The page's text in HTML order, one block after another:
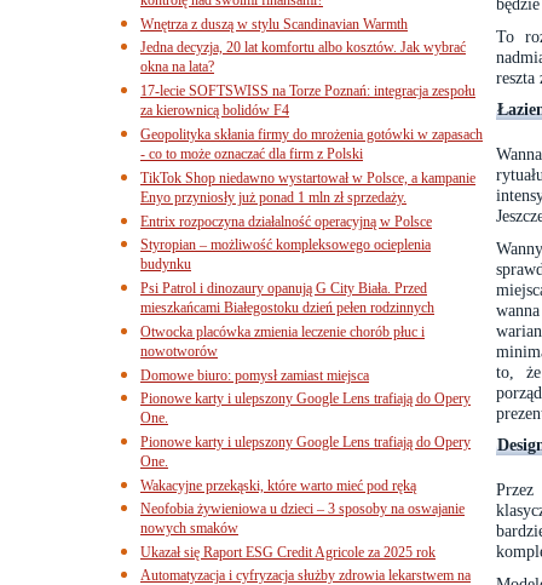
To
reszta
to,
Wnętrza z duszą w stylu Scandinavian Warmth
Jedna decyzja, 20 lat komfortu albo kosztów. Jak wybrać
okna na lata?
17-lecie SOFTSWISS na Torze Poznań: integracja zespołu
za kierownicą bolidów F4
Geopolityka skłania firmy do mrożenia gotówki w zapasach
- co to może oznaczać dla firm z Polski
TikTok Shop niedawno wystartował w Polsce, a kampanie
Enyo przyniosły już ponad 1 mln zł sprzedaży.
Entrix rozpoczyna działalność operacyjną w Polsce
Styropian – możliwość kompleksowego ocieplenia
budynku
Psi Patrol i dinozaury opanują G City Biała. Przed
mieszkańcami Białegostoku dzień pełen rodzinnych
Otwocka placówka zmienia leczenie chorób płuc i
nowotworów
Domowe biuro: pomysł zamiast miejsca
Pionowe karty i ulepszony Google Lens trafiają do Opery
One.
Pionowe karty i ulepszony Google Lens trafiają do Opery
One.
Wakacyjne przekąski, które warto mieć pod ręką
Neofobia żywieniowa u dzieci – 3 sposoby na oswajanie
nowych smaków
Ukazał się Raport ESG Credit Agricole za 2025 rok
Automatyzacja i cyfryzacja służby zdrowia lekarstwem na